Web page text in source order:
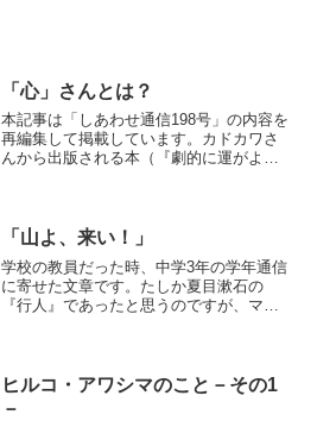
「心」さんとは？
本記事は「しあわせ通信198号」の内容を
再編集して掲載しています。カドカワさ
んから出版される本（『劇的に運がよく
なっています（2...
「山よ、来い！」
学校の教員だった時、中学3年の学年通信
に寄せた文章です。たしか夏目漱石の
『行人』であったと思うのですが、マホ
景を見ようと多くの人が集...
ヒルコ・アワシマのこと－その1
－